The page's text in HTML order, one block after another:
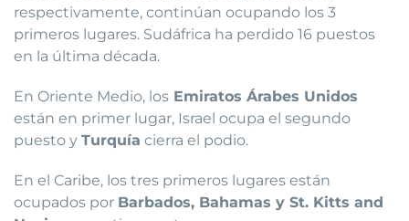
respectivamente, continúan ocupando los 3
primeros lugares. Sudáfrica ha perdido 16 puestos
en la última década.
En Oriente Medio, los Emiratos Árabes Unidos
están en primer lugar, Israel ocupa el segundo
puesto y Turquía cierra el podio.
En el Caribe, los tres primeros lugares están
ocupados por Barbados, Bahamas y St. Kitts and